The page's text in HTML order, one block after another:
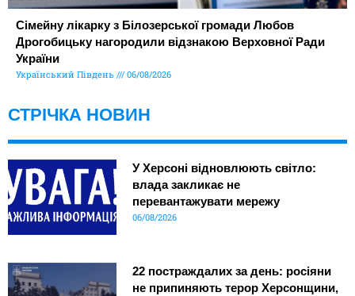
Сімейну лікарку з Білозерської громади Любов
Дрогобицьку нагородили відзнакою Верховної Ради
України
Український Південь 06/08/2026
СТРІЧКА НОВИН
У Херсоні відновлюють світло:
влада закликає не
перевантажувати мережу
06/08/2026
22 постраждалих за день: росіяни
не припиняють терор Херсонщини,